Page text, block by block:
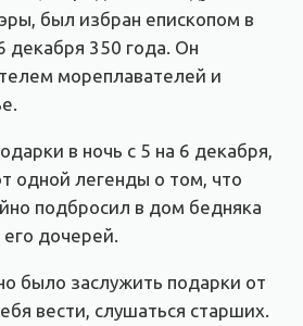
был избран епископом в
декабря 350 года. Он
мореплавателей и
в ночь с 5 на 6 декабря,
одной легенды о том, что
подбросил в дом бедняка
дочерей.
было заслужить подарки от
вести, слушаться старших.